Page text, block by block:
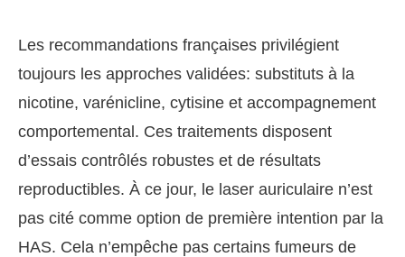
Les recommandations françaises privilégient
toujours les approches validées: substituts à la
nicotine, varénicline, cytisine et accompagnement
comportemental. Ces traitements disposent
d’essais contrôlés robustes et de résultats
reproductibles. À ce jour, le laser auriculaire n’est
pas cité comme option de première intention par la
HAS. Cela n’empêche pas certains fumeurs de